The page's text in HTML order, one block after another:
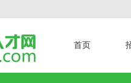
首页